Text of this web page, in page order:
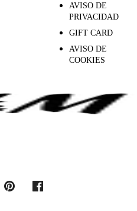
AVISO DE
PRIVACIDAD
GIFT CARD
AVISO DE
COOKIES